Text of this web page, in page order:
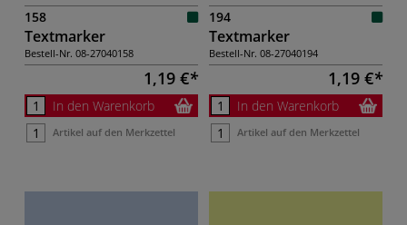
158
Textmarker
Bestell-Nr. 08-27040158
1,19 €
In den Warenkorb
Artikel auf den Merkzettel
194
Textmarker
Bestell-Nr. 08-27040194
1,19 €
In den Warenkorb
Artikel auf den Merkzettel